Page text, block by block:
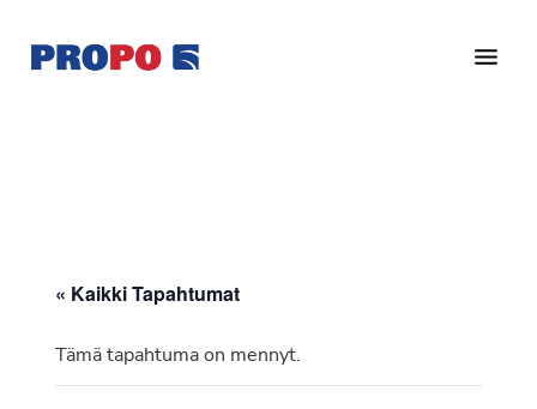
pääsisältöön
alatunnisteeseen
Ry
vuonna
« Kaikki Tapahtumat
Tämä tapahtuma on mennyt.